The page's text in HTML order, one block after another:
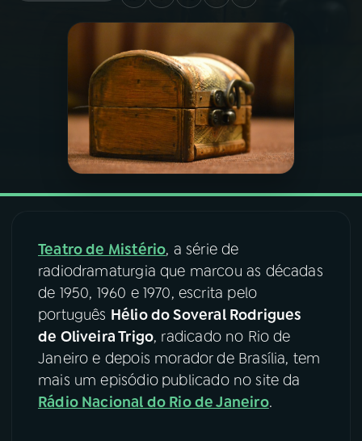
PROGRAMAÇÃO
PROGRAMAS
PODCASTS
06VIDEOCASTS
07ÚLTIMAS
08FESTIVAL DE MÚSICA
ACOMPANHE A RÁDIO NACIONAL
YouTube Facebook
Teatro de Mistério, a série de
radiodramaturgia que marcou as décadas
de 1950, 1960 e 1970, escrita pelo
português Hélio do Soveral Rodrigues
de Oliveira Trigo, radicado no Rio de
Janeiro e depois morador de Brasília, tem
mais um episódio publicado no site da
Rádio Nacional do Rio de Janeiro.